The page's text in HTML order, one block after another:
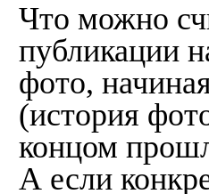
Что можно
публикации
фото,
(история
концом
А если